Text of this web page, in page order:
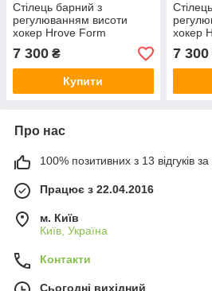
Стілець барний з
регулюванням висоти
хокер Hrove Form
HR8403W сірий золота
основа
7 300 ₴
Купити
хокер
золота
7 300
Про нас
100% позитивних з 13 відгуків за
Працює з 22.04.2016
м. Київ
Київ, Україна
Контакти
Сьогодні вихідний